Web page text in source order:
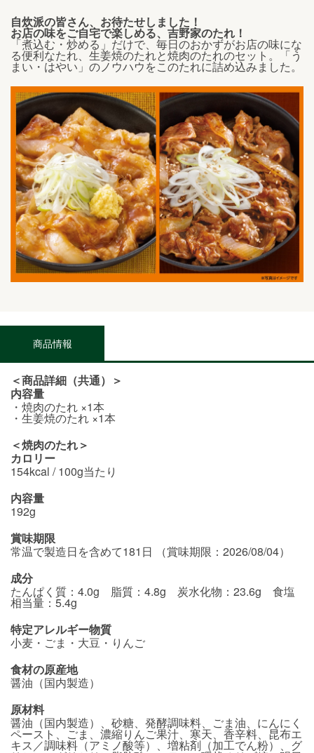
自炊派の皆さん、お待たせしました！
お店の味をご自宅で楽しめる、吉野家のたれ！
「煮込む・炒める」だけで、毎日のおかずがお店の味にな
る便利なたれ、生姜焼のたれと焼肉のたれのセット。「う
まい・はやい」のノウハウをこのたれに詰め込みました。
商品情報
＜商品詳細（共通）＞
内容量
・焼肉のたれ ×1本
・生姜焼のたれ ×1本
＜焼肉のたれ＞
カロリー
154kcal / 100g当たり
内容量
192g
賞味期限
常温で製造日を含めて181日 （賞味期限：2026/08/04）
成分
たんぱく質：4.0g 脂質：4.8g 炭水化物：23.6g 食塩
相当量：5.4g
特定アレルギー物質
小麦・ごま・大豆・りんご
食材の原産地
醤油（国内製造）
原材料
醤油（国内製造）、砂糖、発酵調味料、ごま油、にんにく
ペースト、ごま、濃縮りんご果汁、寒天、香辛料、昆布エ
キス／調味料（アミノ酸等）、増粘剤（加工でん粉）、グ